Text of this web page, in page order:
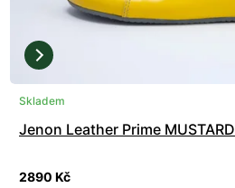
Skladem
Jenon Leather Prime MUSTARD
2890 Kč